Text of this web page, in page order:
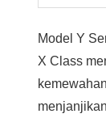
Model Y
X Class